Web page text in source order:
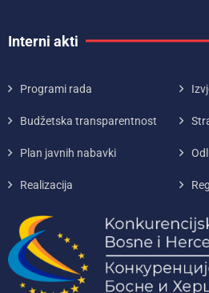
Interni akti
Programi rada
Budžetska transparentnost
Plan javnih nabavki
Realizacija